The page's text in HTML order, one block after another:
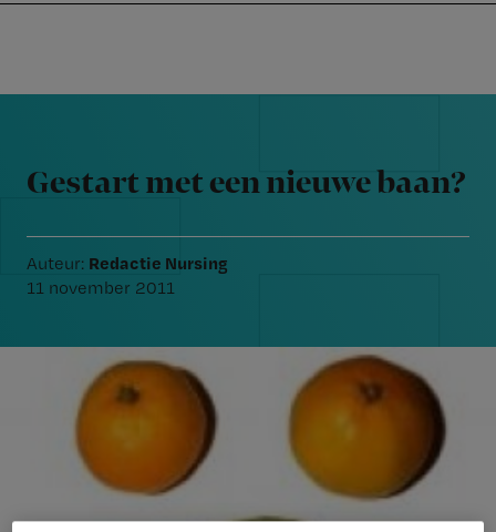
navigation
content
Nursing
Gestart met een nieuwe baan?
Auteur: Redactie Nursing
11 november 2011